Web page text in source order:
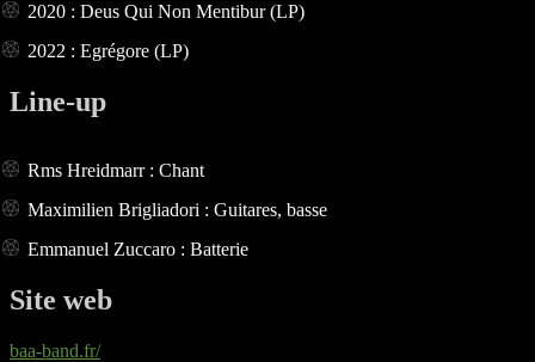
2020 : Deus Qui Non Mentibur (LP)
2022 : Egrégore (LP)
Line-up
Rms Hreidmarr : Chant
Maximilien Brigliadori : Guitares, basse
Emmanuel Zuccaro : Batterie
Site web
baa-band.fr/